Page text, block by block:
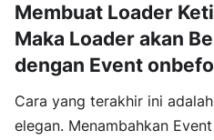
Membuat Loader
Maka Loader akan
dengan Event
Cara yang terakhir ini
elegan. Menambahkan